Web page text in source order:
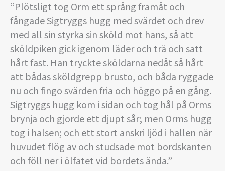
”Plötsligt tog Orm ett språng framåt och
fångade Sigtryggs hugg med svärdet och drev
med all sin styrka sin sköld mot hans, så att
sköldpiken gick igenom läder och trä och satt
hårt fast. Han tryckte sköldarna nedåt så hårt
att bådas sköldgrepp brusto, och båda ryggade
nu och fingo svärden fria och höggo på en gång.
Sigtryggs hugg kom i sidan och tog hål på Orms
brynja och gjorde ett djupt sår; men Orms hugg
tog i halsen; och ett stort anskri ljöd i hallen när
huvudet flög av och studsade mot bordskanten
och föll ner i ölfatet vid bordets ända.”